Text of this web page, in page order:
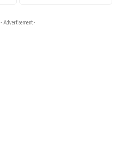
- Advertisement -